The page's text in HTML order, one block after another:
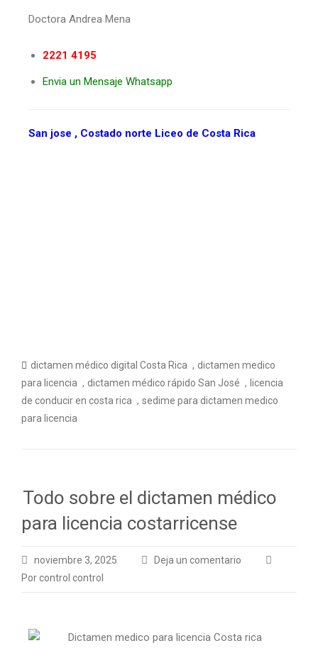
Doctora Andrea Mena
2221 4195
Envia un Mensaje Whatsapp
San jose , Costado norte Liceo de Costa Rica
dictamen médico digital Costa Rica , dictamen medico
para licencia , dictamen médico rápido San José , licencia
de conducir en costa rica , sedime para dictamen medico
para licencia
Todo sobre el dictamen médico
para licencia costarricense
noviembre 3, 2025
Deja un comentario
Por control control